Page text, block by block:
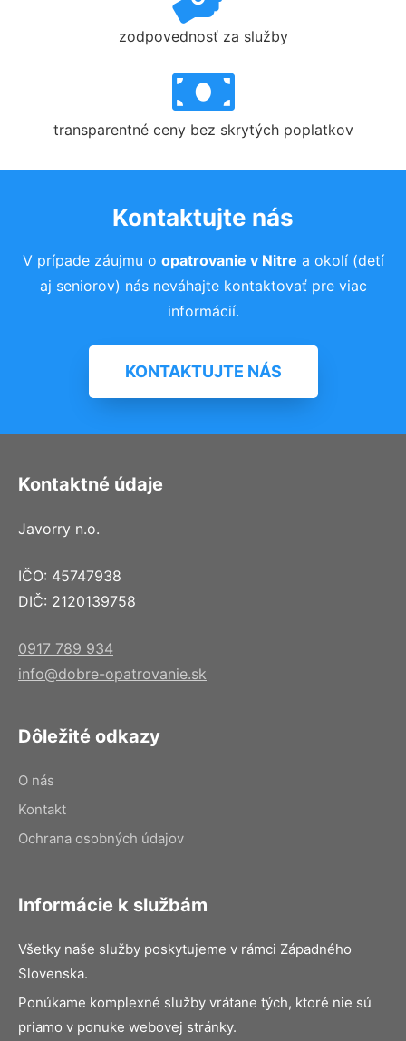
zodpovednosť za služby
transparentné ceny bez skrytých poplatkov
Kontaktujte nás
V prípade záujmu o opatrovanie v Nitre a okolí (detí
aj seniorov) nás neváhajte kontaktovať pre viac
informácií.
KONTAKTUJTE NÁS
Kontaktné údaje
Javorry n.o.
IČO: 45747938
DIČ: 2120139758
0917 789 934
info@dobre-opatrovanie.sk
Dôležité odkazy
O nás
Kontakt
Ochrana osobných údajov
Informácie k službám
Všetky naše služby poskytujeme v rámci Západného
Slovenska.
Ponúkame komplexné služby vrátane tých, ktoré nie sú
priamo v ponuke webovej stránky.